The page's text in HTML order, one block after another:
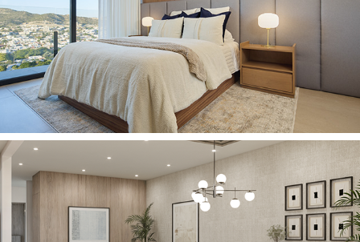
2025
ÁMBAR Departamento L
2025